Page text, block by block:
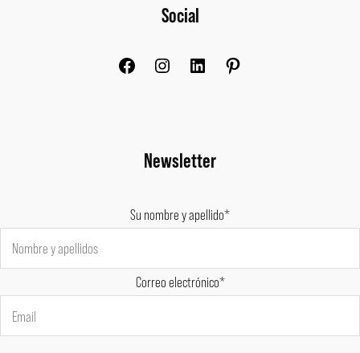
Social
Newsletter
Su nombre y apellido*
Correo electrónico*